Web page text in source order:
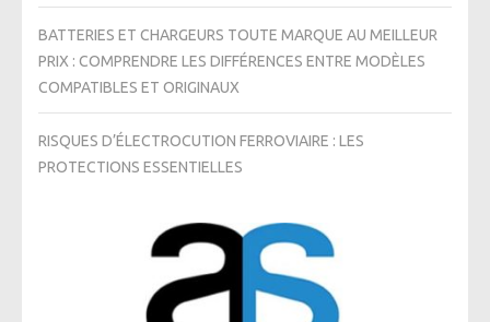
BATTERIES ET CHARGEURS TOUTE MARQUE AU MEILLEUR
PRIX : COMPRENDRE LES DIFFÉRENCES ENTRE MODÈLES
COMPATIBLES ET ORIGINAUX
RISQUES D’ÉLECTROCUTION FERROVIAIRE : LES
PROTECTIONS ESSENTIELLES